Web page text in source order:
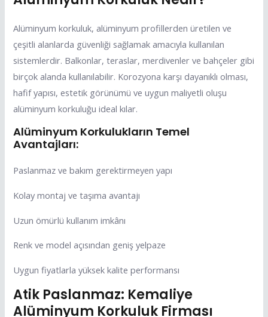
Alüminyum korkuluk, alüminyum profillerden üretilen ve
çeşitli alanlarda güvenliği sağlamak amacıyla kullanılan
sistemlerdir. Balkonlar, teraslar, merdivenler ve bahçeler gibi
birçok alanda kullanılabilir. Korozyona karşı dayanıklı olması,
hafif yapısı, estetik görünümü ve uygun maliyetli oluşu
alüminyum korkuluğu ideal kılar.
Alüminyum Korkulukların Temel
Avantajları:
Paslanmaz ve bakım gerektirmeyen yapı
Kolay montaj ve taşıma avantajı
Uzun ömürlü kullanım imkânı
Renk ve model açısından geniş yelpaze
Uygun fiyatlarla yüksek kalite performansı
Atik Paslanmaz: Kemaliye
Alüminyum Korkuluk Firması